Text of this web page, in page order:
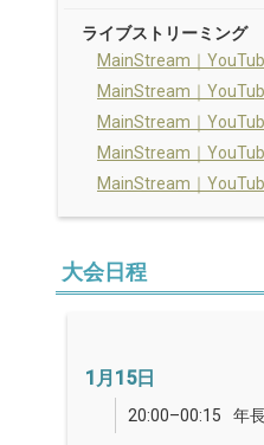
ライブストリーミング
MainStream｜
MainStream｜
MainStream｜
MainStream｜
MainStream｜
大会日程
1月15日
20:00–00:15 年